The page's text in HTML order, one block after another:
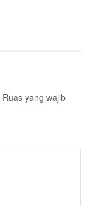
Ruas yang wajib